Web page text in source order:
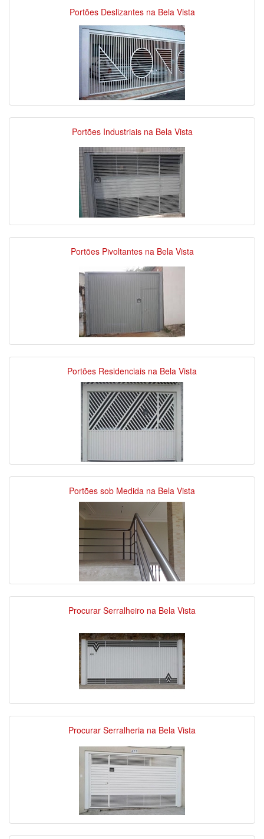
Portões Deslizantes na Bela Vista
Portões Industriais na Bela Vista
Portões Pivoltantes na Bela Vista
Portões Residenciais na Bela Vista
Portões sob Medida na Bela Vista
Procurar Serralheiro na Bela Vista
Procurar Serralheria na Bela Vista